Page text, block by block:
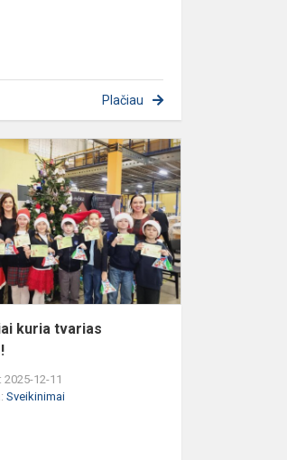
Plačiau
Dainiečiai
kuria
tvarias
Kalėdas!
kuria tvarias
2025-12-11
Sveikinimai